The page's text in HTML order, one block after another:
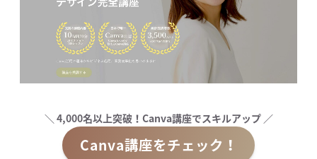
＼ 4,000名以上突破！Canva講座でスキルアップ ／
Canva講座をチェック！